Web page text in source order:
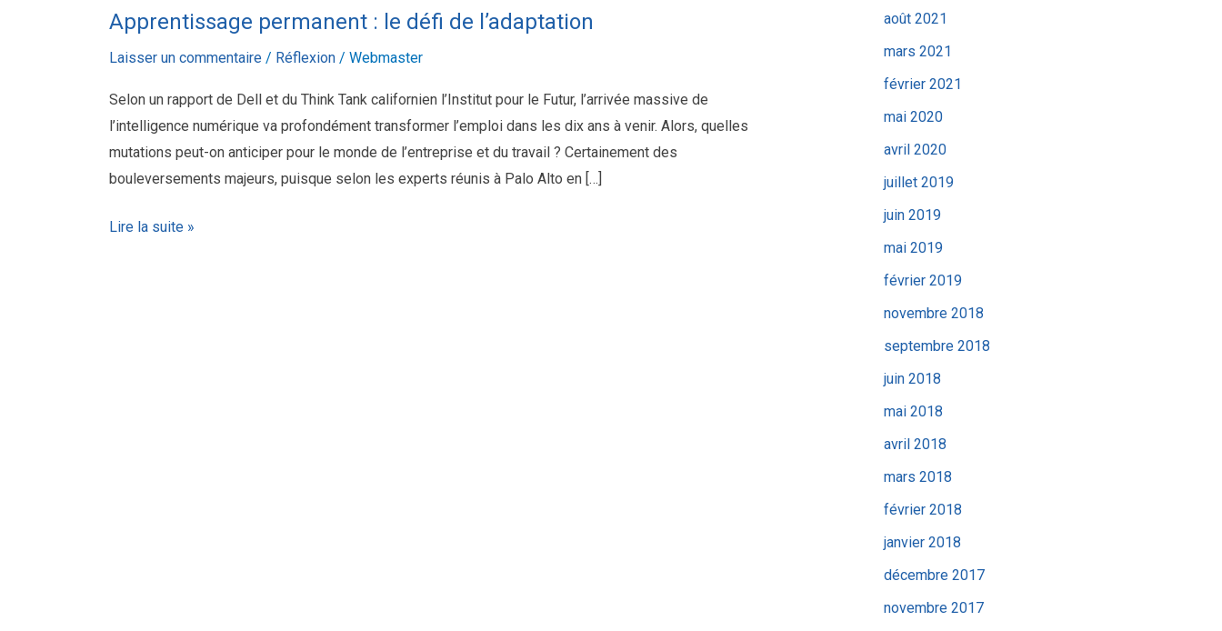
Apprentissage permanent : le défi de l’adaptation
Laisser un commentaire / Réflexion / Webmaster
Selon un rapport de Dell et du Think Tank californien l’Institut pour le Futur, l’arrivée massive de
l’intelligence numérique va profondément transformer l’emploi dans les dix ans à venir. Alors, quelles
mutations peut-on anticiper pour le monde de l’entreprise et du travail ? Certainement des
bouleversements majeurs, puisque selon les experts réunis à Palo Alto en […]
Lire la suite »
août 2021
mars 2021
février 2021
mai 2020
avril 2020
juillet 2019
juin 2019
mai 2019
février 2019
novembre 2018
septembre 2018
juin 2018
mai 2018
avril 2018
mars 2018
février 2018
janvier 2018
décembre 2017
novembre 2017